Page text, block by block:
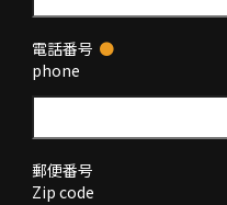
電話番号 ●
phone
郵便番号
Zip code